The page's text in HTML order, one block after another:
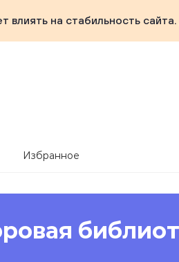
влиять на стабильность
Избранное